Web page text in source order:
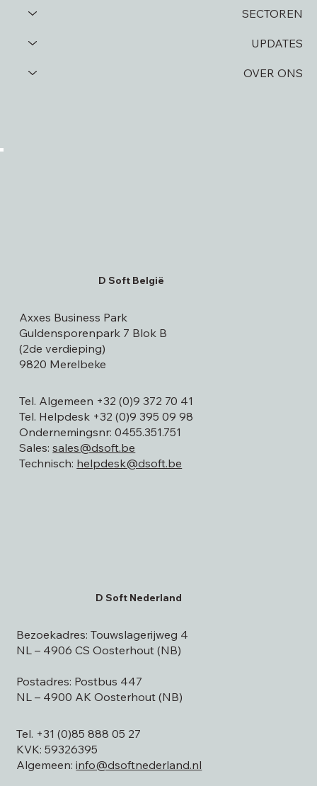
SECTOREN
UPDATES
OVER ONS
D Soft Nederland
Bezoekadres: Touwslagerijweg 4
NL – 4906 CS Oosterhout (NB)
Postadres: Postbus 447
NL – 4900 AK Oosterhout (NB)
Tel. +31 (0)85 888 05 27
KVK: 59326395
Algemeen:info@dsoftnederland.nl
D Soft België
Axxes Business Park
Guldensporenpark 7 Blok B
(2de verdieping)
9820 Merelbeke
Tel. Algemeen +32 (0)9 372 70 41
Tel. Helpdesk +32 (0)9 395 09 98
Ondernemingsnr: 0455.351.751
Sales:sales@dsoft.be
Technisch: helpdesk@dsoft.be